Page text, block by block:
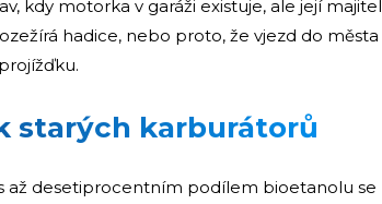
kdy motorka v garáži existuje, ale její majitel
hadice, nebo proto, že vjezd do města
starých karburátorů
až desetiprocentním podílem bioetanolu se